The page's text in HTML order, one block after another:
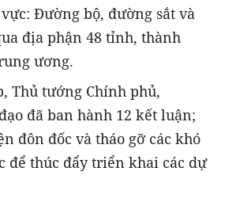
Đường bộ, đường sắt và
địa phận 48 tỉnh, thành
ương.
Thủ tướng Chính phủ,
đã ban hành 12 kết luận;
đôn đốc và tháo gỡ các khó
để thúc đẩy triển khai các dự